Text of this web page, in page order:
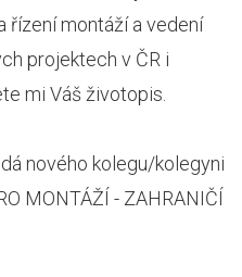
řízení montáží a vedení
projektech v ČR i
mi Váš životopis.
nového kolegu/kolegyni
MONTÁŽÍ - ZAHRANIČÍ